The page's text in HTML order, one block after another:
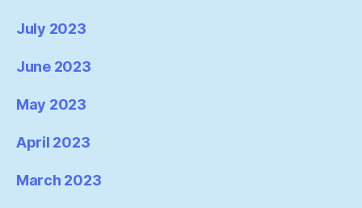
July 2023
June 2023
May 2023
April 2023
March 2023